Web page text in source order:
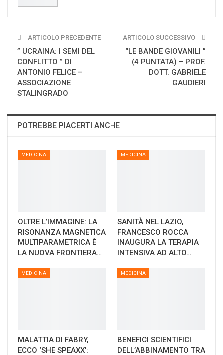
ARTICOLO PRECEDENTE
” UCRAINA: I SEMI DEL
CONFLITTO ” DI
ANTONIO FELICE –
ASSOCIAZIONE
STALINGRADO
ARTICOLO SUCCESSIVO
“LE BANDE GIOVANILI ”
(4 PUNTATA) – PROF.
DOTT. GABRIELE
GAUDIERI
POTREBBE PIACERTI ANCHE
MEDICINA
OLTRE L’IMMAGINE: LA
RISONANZA MAGNETICA
MULTIPARAMETRICA È
LA NUOVA FRONTIERA…
MEDICINA
SANITÀ NEL LAZIO,
FRANCESCO ROCCA
INAUGURA LA TERAPIA
INTENSIVA AD ALTO…
MEDICINA
MALATTIA DI FABRY,
ECCO ‘SHE SPEAXX’:
MEDICINA
BENEFICI SCIENTIFICI
DELL’ABBINAMENTO TRA